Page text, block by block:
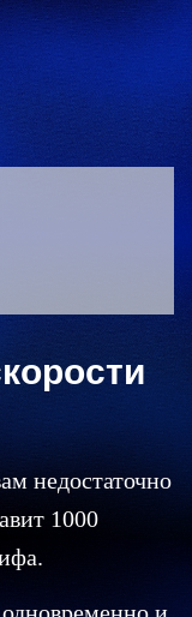
недостаточно
1000